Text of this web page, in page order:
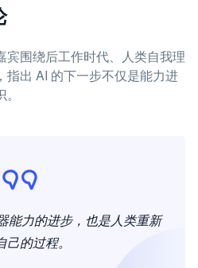
宾围绕后工作时代、人类自我理
指出 AI 的下一步不仅是能力进
能力的进步，也是人类重新
己的过程。